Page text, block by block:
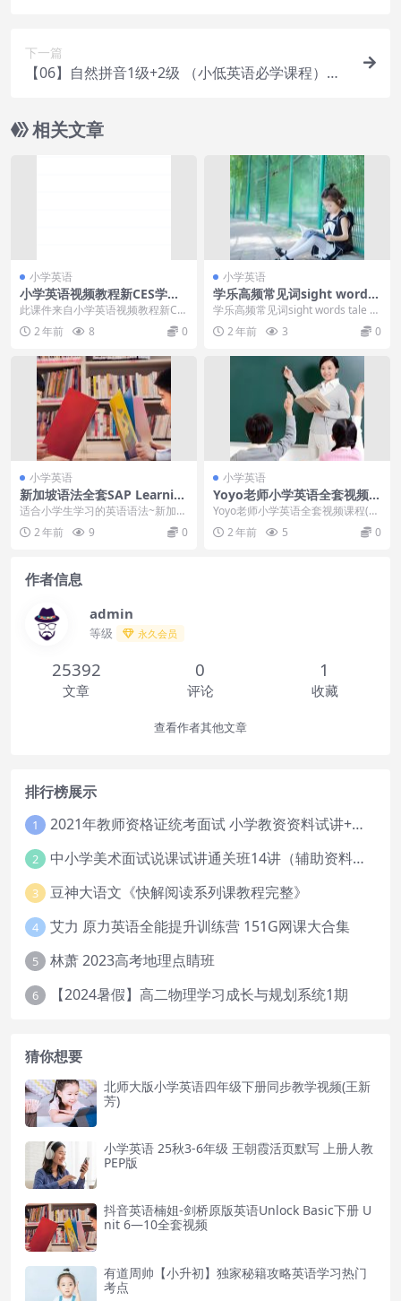
下一篇
【06】自然拼音1级+2级 （小低英语必学课程）【1
相关文章
小学英语
小学英语视频教程新CES学习
法（快速学会英语语法）
此课件来自小学英语视频教程新CE
S学习法（快速学会英语语法），采
用动画教学的方式...
2 年前 8 0
小学英语
学乐高频常见词sight words
tale 绘本故事mp3+pdf
学乐高频常见词sight words tale 绘
本故事mp3+pdf[百度云网...
2 年前 3 0
小学英语
新加坡语法全套SAP Learnin
g Grammar Workbook pdf
适合小学生学习的英语语法~新加坡
语法全套SAP Learning Grammar...
2 年前 9 0
小学英语
Yoyo老师小学英语全套视频课
程(自然拼读+音标+语法+小升
初)
Yoyo老师小学英语全套视频课程(自
然拼读+音标+语法+小升初)新东方
福州学校少...
2 年前 5 0
作者信息
admin
等级 永久会员
25392
文章
0
评论
1
收藏
查看作者其他文章
排行榜展示
1 2021年教师资格证统考面试 小学教资资料试讲+答辩
2 中小学美术面试说课试讲通关班14讲（辅助资料第一套）
3 豆神大语文《快解阅读系列课教程完整》
4 艾力 原力英语全能提升训练营 151G网课大合集
5 林萧 2023高考地理点睛班
6 【2024暑假】高二物理学习成长与规划系统1期
猜你想要
北师大版小学英语四年级下册同步教学视频(王新
芳)
小学英语 25秋3-6年级 王朝霞活页默写 上册人教
PEP版
抖音英语楠姐-剑桥原版英语Unlock Basic下册 U
nit 6—10全套视频
有道周帅【小升初】独家秘籍攻略英语学习热门
考点